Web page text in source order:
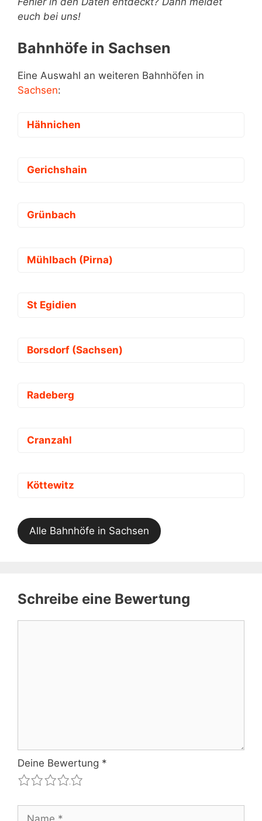
euch bei uns!
Bahnhöfe in Sachsen
Eine Auswahl an weiteren Bahnhöfen in
Sachsen:
Hähnichen
Gerichshain
Grünbach
Mühlbach (Pirna)
St Egidien
Borsdorf (Sachsen)
Radeberg
Cranzahl
Köttewitz
Alle Bahnhöfe in Sachsen
Schreibe eine Bewertung
Deine Bewertung *
4
3
2
1